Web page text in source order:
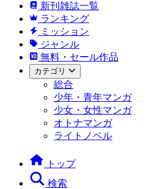
新刊雑誌一覧
ランキング
ミッション
ジャンル
無料・セール作品
カテゴリ
総合
少年・青年マンガ
少女・女性マンガ
オトナマンガ
ライトノベル
トップ
検索